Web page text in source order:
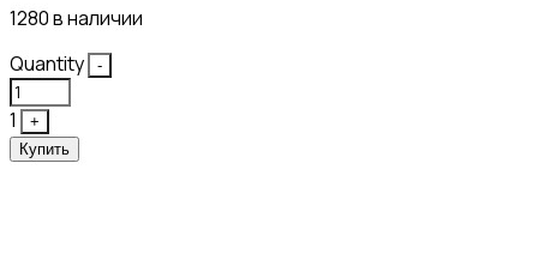
1280 в наличии
Quantity
-
1
+
Купить